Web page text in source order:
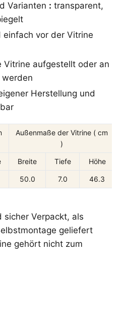
Varianten : transparent,
vor der Vitrine
Vitrine aufgestellt oder an
Herstellung und
Außenmaße der Vitrine ( cm
)
Breite Tiefe Höhe
50.0 7.0 46.3
sicher Verpackt, als
geliefert
gehört nicht zum